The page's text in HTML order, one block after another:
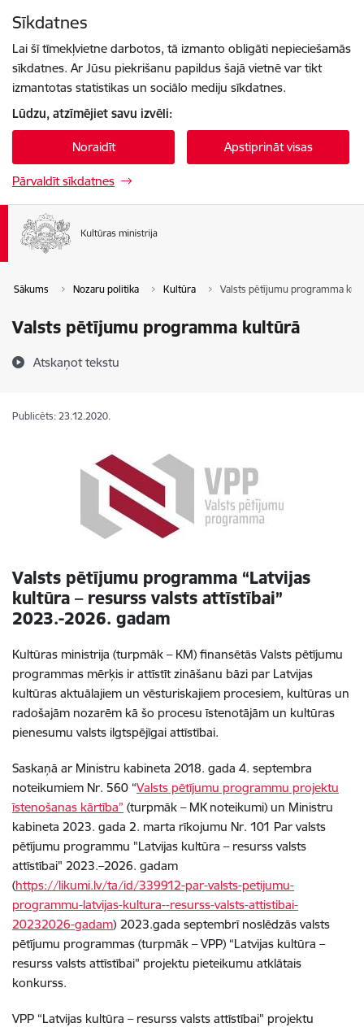
Sīkdatnes
Lai šī tīmekļvietne darbotos, tā izmanto obligāti nepieciešamās
sīkdatnes. Ar Jūsu piekrišanu papildus šajā vietnē var tikt
izmantotas statistikas un sociālo mediju sīkdatnes.
Lūdzu, atzīmējiet savu izvēli:
Noraidīt Apstiprināt visas
Pārvaldīt sīkdatnes
Sākums Nozaru politika Kultūra Valsts pētījumu programma
Valsts pētījumu programma kultūrā
Atskaņot tekstu
Publicēts: 23.12.2020.
Valsts pētījumu programma “Latvijas
kultūra – resurss valsts attīstībai”
2023.-2026. gadam
Kultūras ministrija (turpmāk – KM) finansētās Valsts pētījumu
programmas mērķis ir attīstīt zināšanu bāzi par Latvijas
kultūras aktuālajiem un vēsturiskajiem procesiem, kultūras un
radošajām nozarēm kā šo procesu īstenotājām un kultūras
pienesumu valsts ilgtspējīgai attīstībai.
Saskaņā ar Ministru kabineta 2018. gada 4. septembra
noteikumiem Nr. 560 “Valsts pētījumu programmu projektu
īstenošanas kārtība” (turpmāk – MK noteikumi) un Ministru
kabineta 2023. gada 2. marta rīkojumu Nr. 101 Par valsts
pētījumu programmu "Latvijas kultūra – resurss valsts
attīstībai" 2023.–2026. gadam
(https://likumi.lv/ta/id/339912-par-valsts-petijumu-
programmu-latvijas-kultura--resurss-valsts-attistibai-
20232026-gadam) 2023.gada septembrī noslēdzās valsts
pētījumu programmas (turpmāk – VPP) “Latvijas kultūra –
resurss valsts attīstībai” projektu pieteikumu atklātais
konkurss.
VPP “Latvijas kultūra – resurss valsts attīstībai" projektu